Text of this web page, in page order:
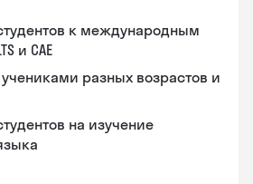
к международным
и CAE
разных возрастов и
на изучение